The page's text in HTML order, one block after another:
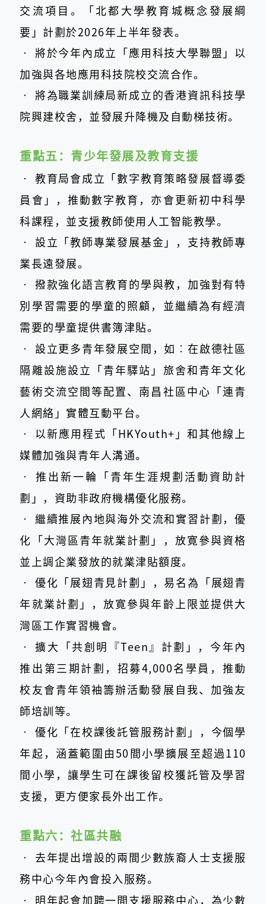
交流項目。「北都大學教育城概念發展綱
要」計劃於2026年上半年發表。
‧ 將於今年內成立「應用科技大學聯盟」以
加強與各地應用科技院校交流合作。
‧ 將為職業訓練局新成立的香港資訊科技學
院興建校舍，並發展升降機及自動梯技術。
重點五： 青少年發展及教育支援
‧ 教育局會成立「數字教育策略發展督導委
員會」，推動數字教育，亦會更新初中科學
科課程，並支援教師使用人工智能教學。
‧ 設立「教師專業發展基金」，支持教師專
業長遠發展。
‧ 撥款強化語言教育的學與教，加強對有特
別學習需要的學童的照顧，並繼續為有經濟
需要的學童提供書簿津貼。
‧ 設立更多青年發展空間，如︰在啟德社區
隔離設施設立「青年驛站」旅舍和青年文化
藝術交流空間等配置、南昌社區中心「連青
人網絡」實體互動平台。
‧
以新應用程式「HKYouth+」和其他線上
媒體加強與青年人溝通。
‧ 推出新一輪「青年生涯規劃活動資助計
劃」，資助非政府機構優化服務。
‧ 繼續推展內地與海外交流和實習計劃，優
化「大灣區青年就業計劃」，放寛參與資格
並上調企業發放的就業津貼額度。
‧ 優化「展翅青見計劃」，易名為「展翅青
年就業計劃」，放寛參與年齡上限並提供大
灣區工作實習機會。
‧擴大「共創明『Teen』計劃」，今年內
推出第三期計劃，招募4,000名學員，推動
校友會青年領袖籌辦活動發展自我、加強友
師培訓等。
‧ 優化「在校課後託管服務計劃」，今個學
年起，涵蓋範圍由50間小學擴展至超過110
間小學，讓學生可在課後留校獲託管及學習
支援，更方便家長外出工作。
重點六：社區共融
‧ 去年提出增設的兩間少數族裔人士支援服
務中心今年內會投入服務。
‧
明年起會加聘一間支援服務中心，為少數